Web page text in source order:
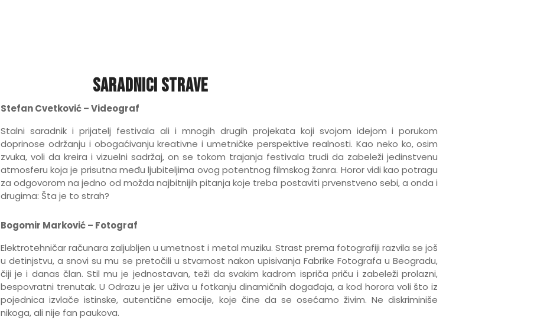
Saradnici strave
Stefan Cvetković – Videograf
Stalni saradnik i prijatelj festivala ali i mnogih drugih projekata koji svojom idejom i porukom
doprinose održanju i obogaćivanju kreativne i umetničke perspektive realnosti. Kao neko ko, osim
zvuka, voli da kreira i vizuelni sadržaj, on se tokom trajanja festivala trudi da zabeleži jedinstvenu
atmosferu koja je prisutna među ljubiteljima ovog potentnog filmskog žanra. Horor vidi kao potragu
za odgovorom na jedno od možda najbitnijih pitanja koje treba postaviti prvenstveno sebi, a onda i
drugima: Šta je to strah?
Bogomir Marković – Fotograf
Elektrotehničar računara zaljubljen u umetnost i metal muziku. Strast prema fotografiji razvila se još
u detinjstvu, a snovi su mu se pretočili u stvarnost nakon upisivanja Fabrike Fotografa u Beogradu,
čiji je i danas član. Stil mu je jednostavan, teži da svakim kadrom ispriča priču i zabeleži prolazni,
bespovratni trenutak. U Odrazu je jer uživa u fotkanju dinamičnih događaja, a kod horora voli što iz
pojednica izvlače istinske, autentične emocije, koje čine da se osećamo živim. Ne diskriminiše
nikoga, ali nije fan paukova.